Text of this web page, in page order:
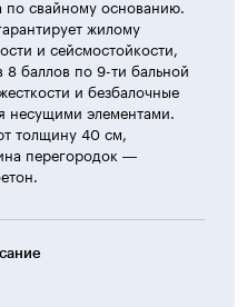
по свайному основанию.
жилому
и сейсмостойкости,
8 баллов по 9-ти бальной
и безбалочные
несущими элементами.
толщину 40 см,
перегородок —